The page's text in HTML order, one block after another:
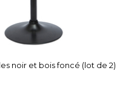
noir et bois foncé (lot de 2)